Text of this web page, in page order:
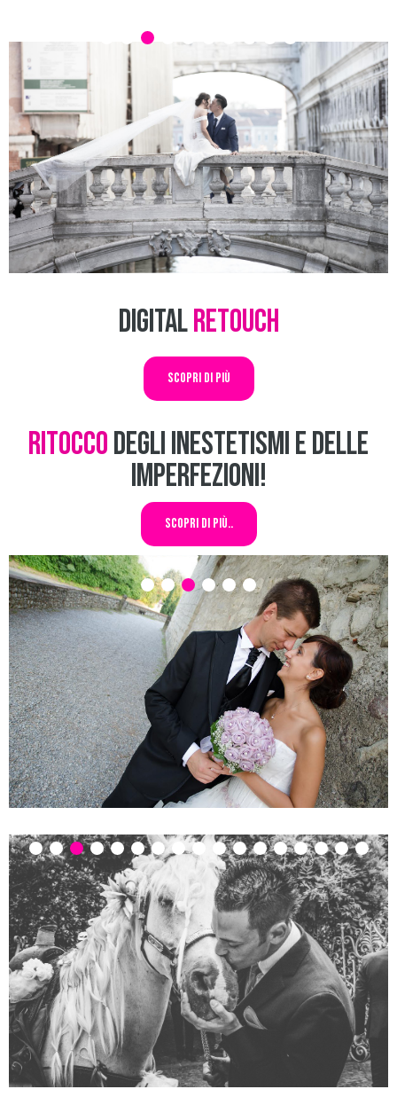
DigitalRetouch
Scopri di più
Ritoccodegli inestetismi e delle
imperfezioni!
Scopri di più..